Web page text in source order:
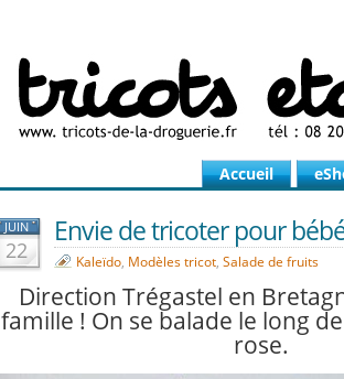
Accueil
JUIN
22
Envie de tricoter pour
Kaleïdo, Modèles tricot, Salade de fruits
Direction Trégastel en
famille ! On se balade le long
rose.